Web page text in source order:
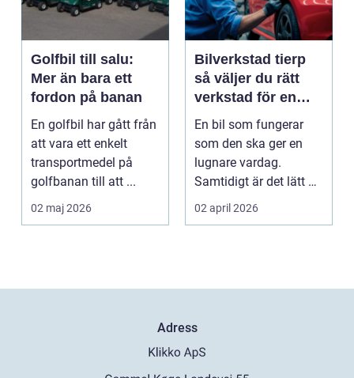
Golfbil till salu:
Mer än bara ett
fordon på banan
En golfbil har gått från
att vara ett enkelt
transportmedel på
golfbanan till att ...
02 maj 2026
Bilverkstad tierp
så väljer du rätt
verkstad för en
tryggare bilvardag
En bil som fungerar
som den ska ger en
lugnare vardag.
Samtidigt är det lätt att
skjuta upp service ...
02 april 2026
Adress